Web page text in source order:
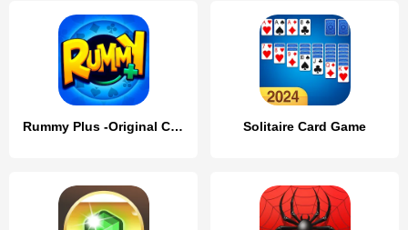
Rummy Plus -Original Card Game Solitaire Card Game